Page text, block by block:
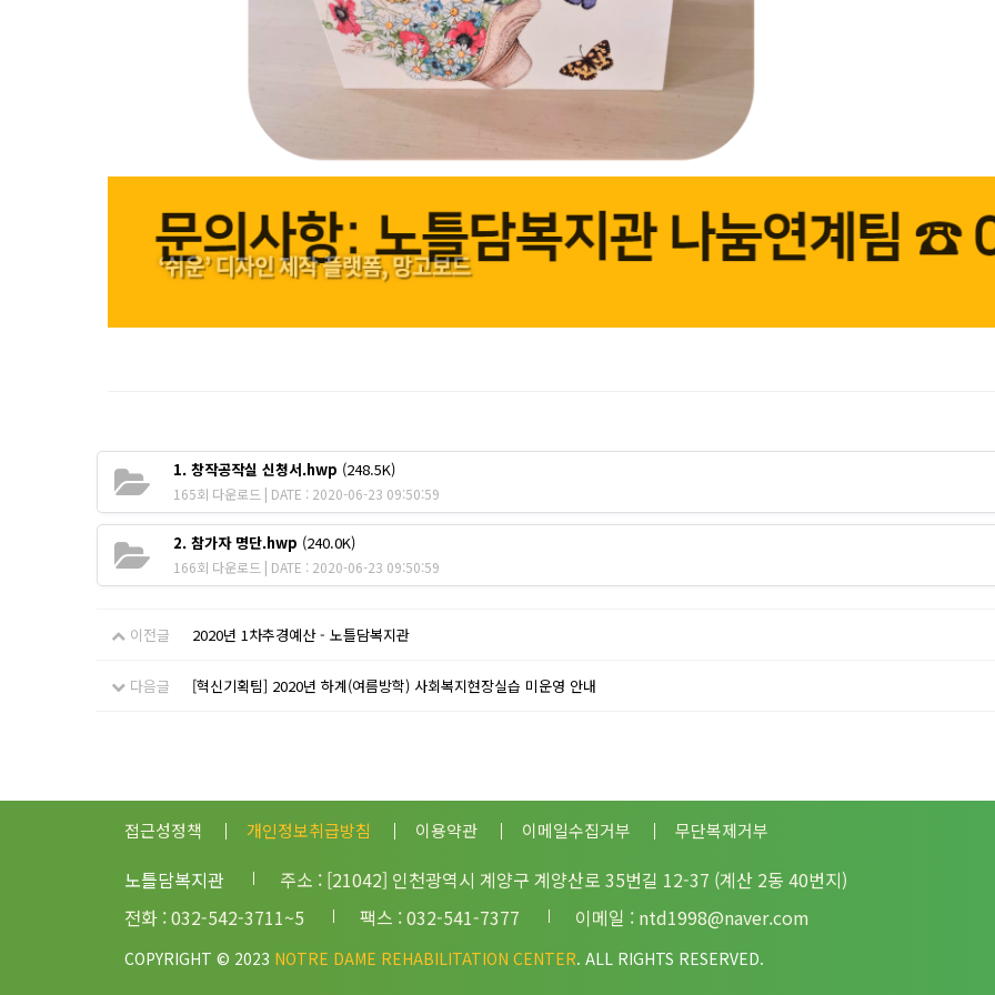
1. 창작공작실 신청서.hwp (248.5K)
165회 다운로드 | DATE : 2020-06-23 09:50:59
2. 참가자 명단.hwp (240.0K)
166회 다운로드 | DATE : 2020-06-23 09:50:59
이전글 2020년 1차추경예산 - 노틀담복지관
다음글 [혁신기획팀] 2020년 하계(여름방학) 사회복지현장실습 미운영 안내
접근성정책 개인정보취급방침 이용약관 이메일수집거부 무단복제거부
노틀담복지관
주소 : [21042] 인천광역시 계양구 계양산로 35번길 12-37 (계산 2동 40번지)
전화 : 032-542-3711~5
팩스 : 032-541-7377 이메일 : ntd1998@naver.com
COPYRIGHT © 2023 NOTRE DAME REHABILITATION CENTER. ALL RIGHTS RESERVED.